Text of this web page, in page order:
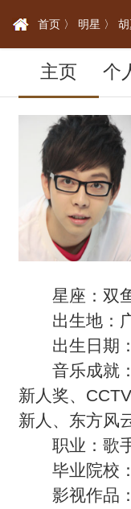
首页 〉 明星 〉
主页 个
星座：双
出生地：
出生日期：
音乐成就：
新人奖、
新人、东方风
职业：歌
毕业院校：
影视作品：